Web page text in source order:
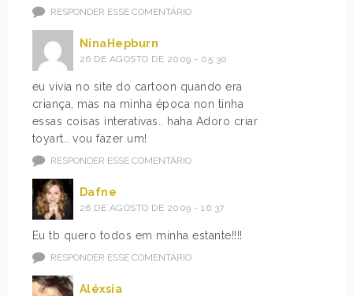
RESPONDER ESSE COMENTÁRIO
NinaHepburn
26 DE AGOSTO DE 2009 - 05:30
eu vivia no site do cartoon quando era
criança, mas na minha época non tinha
essas coisas interativas.. haha Adoro criar
toyart.. vou fazer um!
RESPONDER ESSE COMENTÁRIO
Dafne
26 DE AGOSTO DE 2009 - 16:37
Eu tb quero todos em minha estante!!!!
RESPONDER ESSE COMENTÁRIO
Aléxsia